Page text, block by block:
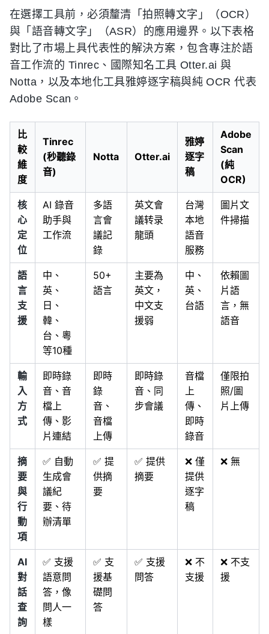
在選擇工具前，必須釐清「拍照轉文字」（OCR）
與「語音轉文字」（ASR）的應用邊界。以下表格
對比了市場上具代表性的解決方案，包含專注於語
音工作流的 Tinrec、國際知名工具 Otter.ai 與
Notta，以及本地化工具雅婷逐字稿與純 OCR 代表
Adobe Scan。
比
較
維
度
Tinrec
(秒聽錄
音)
Notta Otter.ai
雅婷
逐字
稿
Adobe
Scan
(純
OCR)
核
心
定
位
AI 錄音
助手與
工作流
多語
言會
議記
錄
英文會
議转录
龍頭
台灣
本地
語音
服務
圖片文
件掃描
語
言
支
援
中、
英、
日、
韓、
台、粵
等10種
50+
語言
主要為
英文，
中文支
援弱
中、
英、
台語
依賴圖
片語
言，無
語音
輸
入
方
式
即時錄
音、音
檔上
傳、影
片連結
即時
錄
音、
音檔
上傳
即時錄
音、同
步會議
音檔
上
傳、
即時
錄音
僅限拍
照/圖
片上傳
摘
要
與
行
動
項
✅ 自動
生成會
議紀
要、待
辦清單
✅ 提
供摘
要
✅ 提供
摘要
❌ 僅
提供
逐字
稿
❌ 無
AI
對
話
查
詢
✅ 支援
語意問
答，像
問人一
樣
✅ 支
援基
礎問
答
✅ 支援
問答
❌ 不
支援
❌ 不支
援